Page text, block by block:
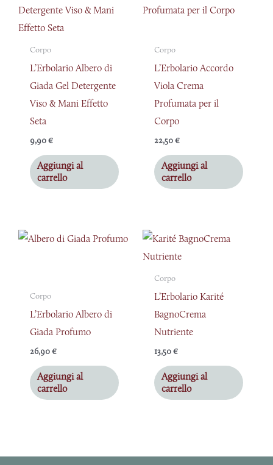
Corpo
L’Erbolario Albero di
Giada Gel Detergente
Viso & Mani Effetto
Seta
9,90€
Aggiungi al
carrello
Corpo
L’Erbolario Accordo
Viola Crema
Profumata per il
Corpo
22,50€
Aggiungi al
carrello
Corpo
L’Erbolario Albero di
Giada Profumo
26,90€
Aggiungi al
carrello
Corpo
L’Erbolario Karité
BagnoCrema
Nutriente
13,50€
Aggiungi al
carrello